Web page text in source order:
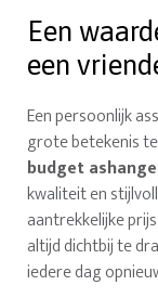
Een
een
Een persoonlijk
grote betekenis
budget
kwaliteit en
aantrekkelijke
altijd dichtbij te
iedere dag